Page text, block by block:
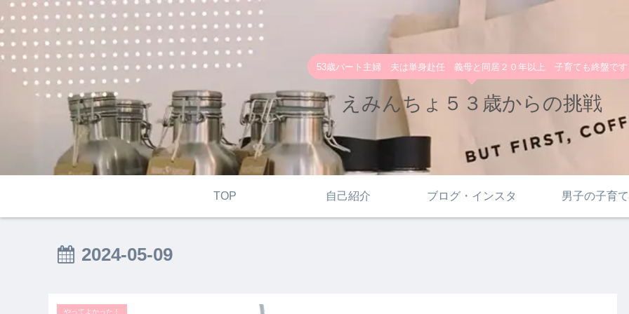
53歳パート主婦 夫は単身赴任 義母と同居２０年以上 子育ても終盤です
えみんちょ５３歳からの挑戦
TOP 自己紹介 ブログ・インスタ 男子の子育て
2024-05-09
やってよかった！